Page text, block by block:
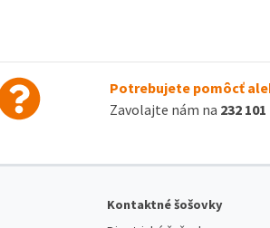
Potrebujete pomôcť
Zavolajte nám na 232 101
Kontaktné šošovky